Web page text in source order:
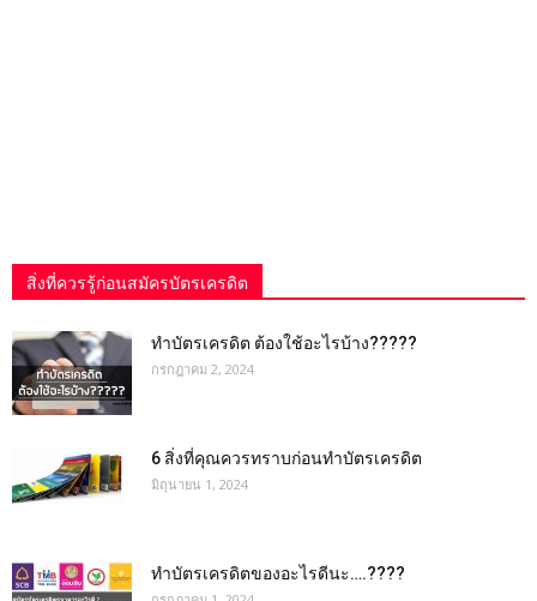
สิ่งที่ควรรู้ก่อนสมัครบัตรเครดิต
ทำบัตรเครดิต ต้องใช้อะไรบ้าง?????
กรกฎาคม 2, 2024
6 สิ่งที่คุณควรทราบก่อนทำบัตรเครดิต
มิถุนายน 1, 2024
ทําบัตรเครดิตของอะไรดีนะ….????